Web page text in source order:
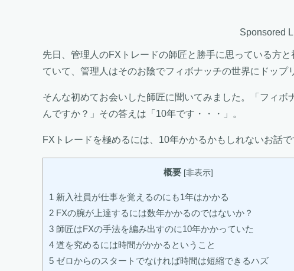
Sponsored
先日、管理人のFXトレードの師匠と勝手に思っている方
ていて、管理人はそのお陰でフィボナッチの世界にドップ
そんな初めてお会いした師匠に聞いてみました。「フィ
んですか？」その答えは「10年です・・・」。
FXトレードを極めるには、10年かかるかもしれないお話で
概要 [非表示]
1 新入社員が仕事を覚えるのにも1年はかかる
2 FXの腕が上達するには数年かかるのではないか？
3 師匠はFXの手法を編み出すのに10年かかっていた
4 道を究めるには時間がかかるということ
5 ゼロからのスタートでなければ時間は短縮できるハズ